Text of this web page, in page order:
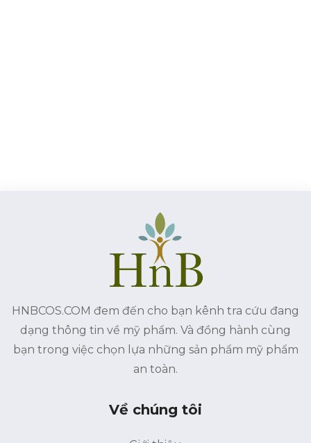
HNBCOS.COM đem đến cho bạn kênh tra cứu đang
dạng thông tin về mỹ phẩm. Và đồng hành cùng
bạn trong việc chọn lựa những sản phẩm mỹ phẩm
an toàn.
Về chúng tôi